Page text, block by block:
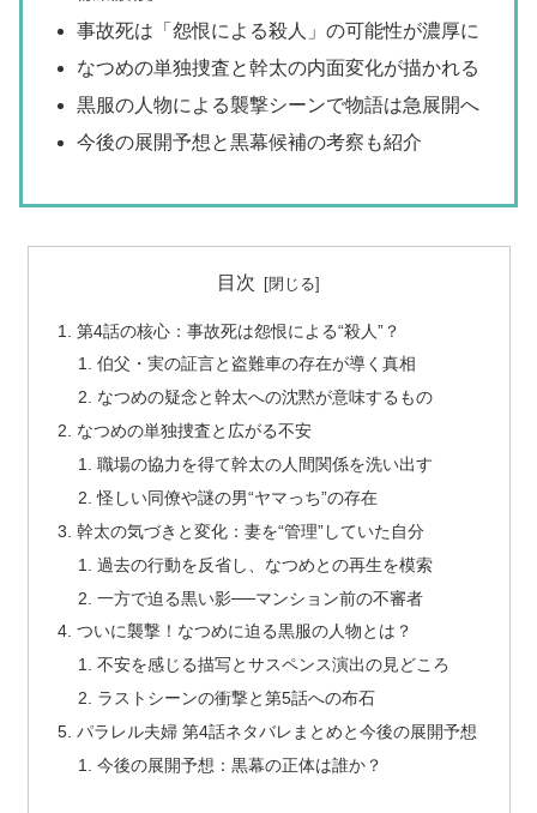
事故死は「怨恨による殺人」の可能性が濃厚に
なつめの単独捜査と幹太の内面変化が描かれる
黒服の人物による襲撃シーンで物語は急展開へ
今後の展開予想と黒幕候補の考察も紹介
目次
第4話の核心：事故死は怨恨による“殺人”？
伯父・実の証言と盗難車の存在が導く真相
なつめの疑念と幹太への沈黙が意味するもの
なつめの単独捜査と広がる不安
職場の協力を得て幹太の人間関係を洗い出す
怪しい同僚や謎の男“ヤマっち”の存在
幹太の気づきと変化：妻を“管理”していた自分
過去の行動を反省し、なつめとの再生を模索
一方で迫る黒い影──マンション前の不審者
ついに襲撃！なつめに迫る黒服の人物とは？
不安を感じる描写とサスペンス演出の見どころ
ラストシーンの衝撃と第5話への布石
パラレル夫婦 第4話ネタバレまとめと今後の展開予想
今後の展開予想：黒幕の正体は誰か？